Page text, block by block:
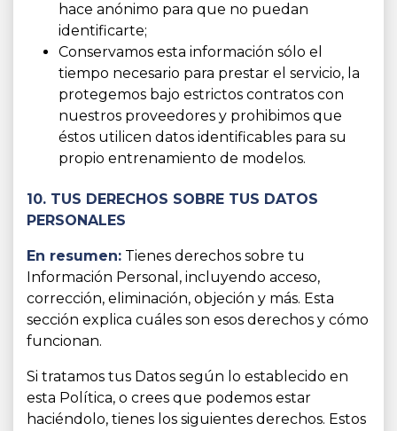
hace anónimo para que no puedan
identificarte;
Conservamos esta información sólo el
tiempo necesario para prestar el servicio, la
protegemos bajo estrictos contratos con
nuestros proveedores y prohibimos que
éstos utilicen datos identificables para su
propio entrenamiento de modelos.
10. TUS DERECHOS SOBRE TUS DATOS
PERSONALES
En resumen: Tienes derechos sobre tu
Información Personal, incluyendo acceso,
corrección, eliminación, objeción y más. Esta
sección explica cuáles son esos derechos y cómo
funcionan.
Si tratamos tus Datos según lo establecido en
esta Política, o crees que podemos estar
haciéndolo, tienes los siguientes derechos. Estos